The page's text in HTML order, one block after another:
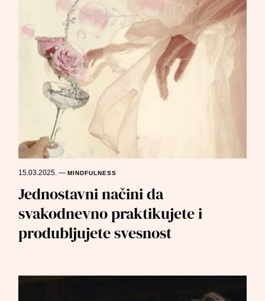
15.03.2025.—MINDFULNESS
Jednostavni načini da
svakodnevno praktikujete i
produbljujete svesnost